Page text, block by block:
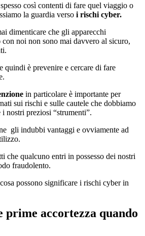
così contenti di fare quel viaggio o
la guardia verso i rischi cyber.
dimenticare che gli apparecchi
noi non sono mai davvero al sicuro,
quindi è prevenire e cercare di fare
in particolare è importante per
sui rischi e sulle cautele che dobbiamo
nostri preziosi “strumenti”.
gli indubbi vantaggi e ovviamente ad
che qualcuno entri in possesso dei nostri
fraudolento.
possono significare i rischi cyber in
prime accortezza quando